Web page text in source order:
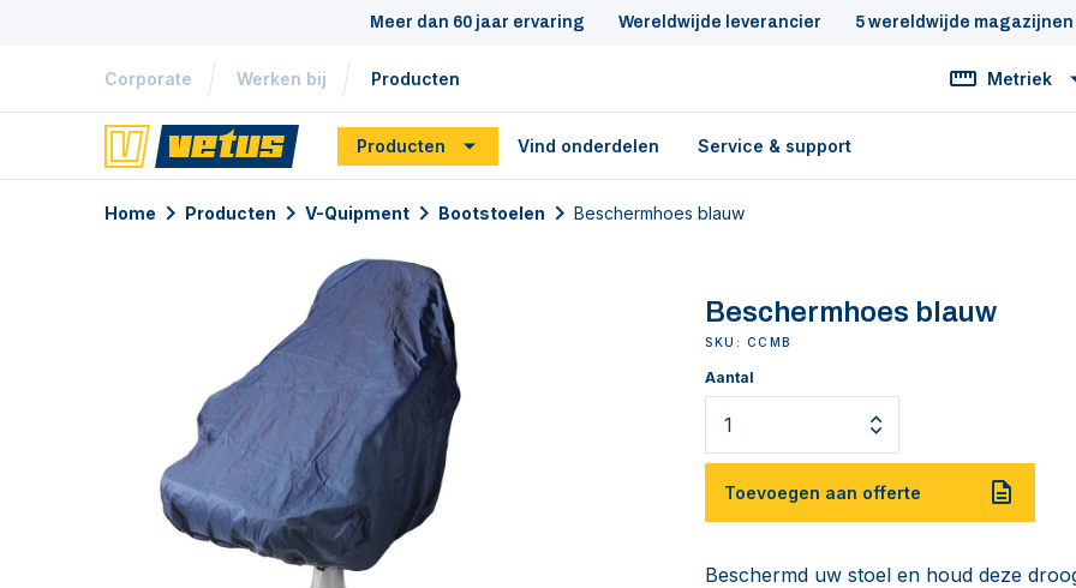
Meer dan 60 jaar ervaring Wereldwijde leverancier 5 wereldwijde magazijnen
Corporate Werken bij Producten Metriek
Producten Vind onderdelen Service & support
Home Producten V-Quipment Bootstoelen Beschermhoes blauw
Beschermhoes blauw
SKU: CCMB
Aantal
Toevoegen aan offerte
Beschermd uw stoel en houd deze